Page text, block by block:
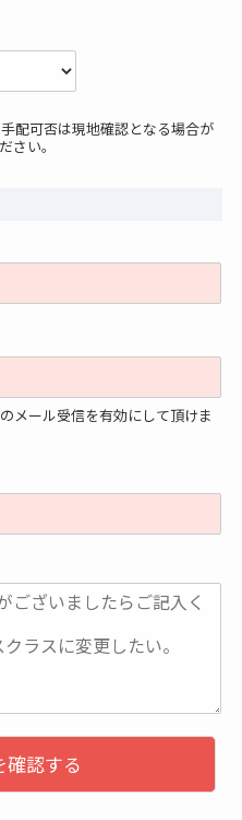
配可否は現地確認となる場合が
さい。
メール受信を有効にして頂けま
確認する